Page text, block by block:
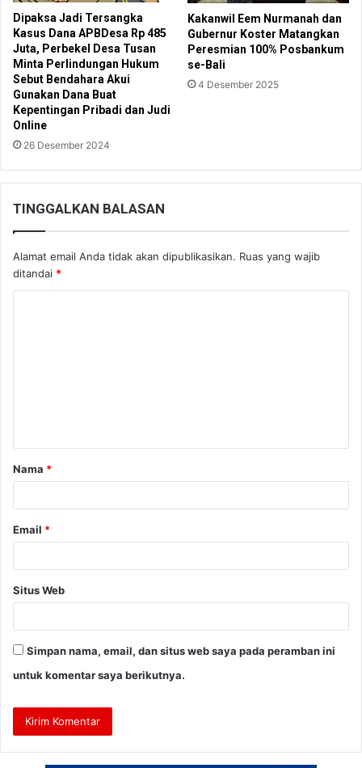
Dipaksa Jadi Tersangka
Kasus Dana APBDesa Rp 485
Juta, Perbekel Desa Tusan
Minta Perlindungan Hukum
Sebut Bendahara Akui
Gunakan Dana Buat
Kepentingan Pribadi dan Judi
Online
26 Desember 2024
Kakanwil Eem Nurmanah dan
Gubernur Koster Matangkan
Peresmian 100% Posbankum
se-Bali
4 Desember 2025
TINGGALKAN BALASAN
Alamat email Anda tidak akan dipublikasikan. Ruas yang wajib
ditandai *
a
r
Nama *
Email *
Situs Web
Simpan nama, email, dan situs web saya pada peramban ini
untuk komentar saya berikutnya.